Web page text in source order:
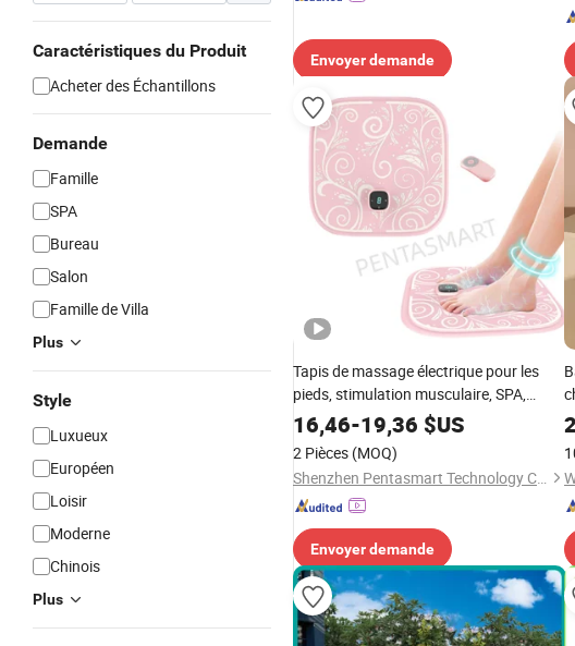
Caractéristiques du Produit
Acheter des Échantillons
Demande
Famille
SPA
Bureau
Salon
Famille de Villa
Plus
Style
Luxueux
Européen
Loisir
Moderne
Chinois
Plus
Envoyer demande
Tapis de massage électrique pour les
pieds, stimulation musculaire, SPA,
masseur de pieds pliable, OEM
16,46-19,36 $US
2 Pièces (MOQ)
Shenzhen Pentasmart Technology Co., Ltd
Envoyer demande